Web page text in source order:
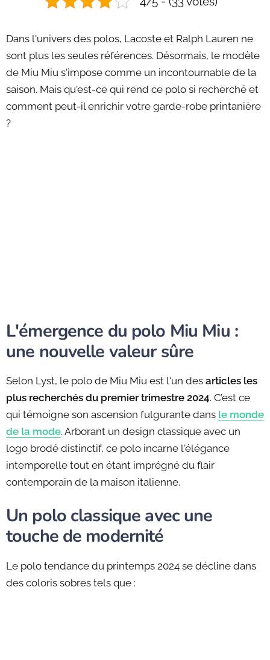
Dans l'univers des polos, Lacoste et Ralph Lauren ne
sont plus les seules références. Désormais, le modèle
de Miu Miu s'impose comme un incontournable de la
saison. Mais qu'est-ce qui rend ce polo si recherché et
comment peut-il enrichir votre garde-robe printanière
?
L'émergence du polo Miu Miu :
une nouvelle valeur sûre
Selon Lyst, le polo de Miu Miu est l'un des articles les
plus recherchés du premier trimestre 2024. C’est ce
qui témoigne son ascension fulgurante dans le monde
de la mode. Arborant un design classique avec un
logo brodé distinctif, ce polo incarne l'élégance
intemporelle tout en étant imprégné du flair
contemporain de la maison italienne.
Un polo classique avec une
touche de modernité
Le polo tendance du printemps 2024 se décline dans
des coloris sobres tels que :